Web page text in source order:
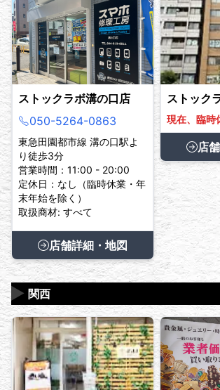
ストックラボ溝の口店
050-5264-0863
東急田園都市線 溝の口駅よ
り徒歩3分
営業時間：11:00 - 20:00
定休日：なし（臨時休業・年
末年始を除く）
取扱商材: すべて
店舗詳細・地図
ストック
現在、臨時
店
関西
▶